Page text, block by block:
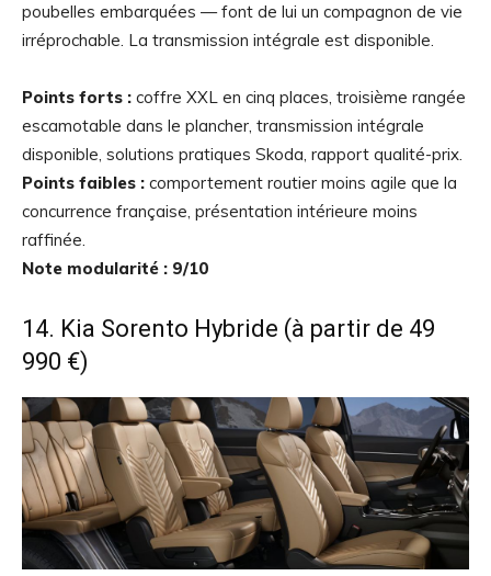
poubelles embarquées — font de lui un compagnon de vie
irréprochable. La transmission intégrale est disponible.
Points forts : coffre XXL en cinq places, troisième rangée
escamotable dans le plancher, transmission intégrale
disponible, solutions pratiques Skoda, rapport qualité-prix.
Points faibles : comportement routier moins agile que la
concurrence française, présentation intérieure moins
raffinée.
Note modularité : 9/10
14. Kia Sorento Hybride (à partir de 49
990 €)